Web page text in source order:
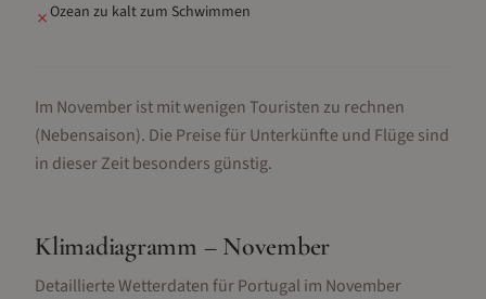
✗Ozean zu kalt zum Schwimmen
Im November ist mit wenigen Touristen zu rechnen
(Nebensaison). Die Preise für Unterkünfte und Flüge sind
in dieser Zeit besonders günstig.
Klimadiagramm – November
Detaillierte Wetterdaten fürPortugalim November